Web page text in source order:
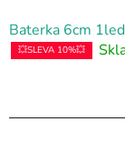
Baterka 6cm
💥SLEVA 10%💥